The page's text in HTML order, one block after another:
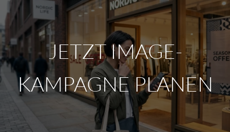
JETZT IMAGE-
KAMPAGNE PLANEN